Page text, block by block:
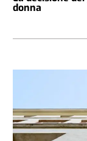
donna